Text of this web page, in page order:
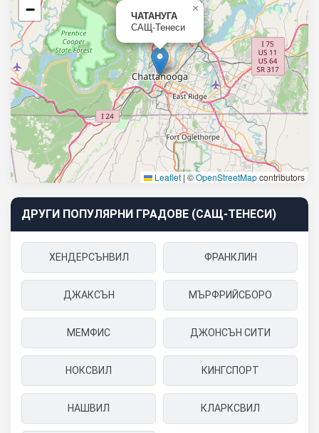
ЧАТАНУГА
САЩ-Тенеси
×
−
Leaflet | ©OpenStreetMapcontributors
ДРУГИ ПОПУЛЯРНИ ГРАДОВЕ (САЩ-ТЕНЕСИ)
ХЕНДЕРСЪНВИЛ ФРАНКЛИН
ДЖАКСЪН МЪРФРИЙСБОРО
МЕМФИС ДЖОНСЪН СИТИ
НОКСВИЛ КИНГСПОРТ
НАШВИЛ КЛАРКСВИЛ